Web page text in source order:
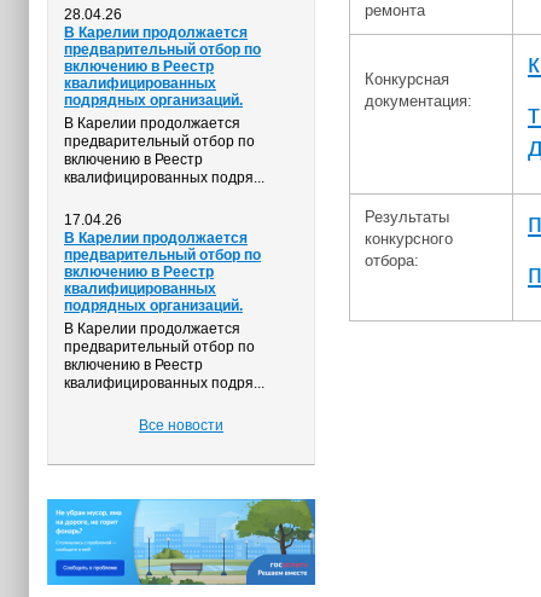
28.04.26
В Карелии продолжается
предварительный отбор по
включению в Реестр
квалифицированных
подрядных организаций.
В Карелии продолжается
предварительный отбор по
включению в Реестр
квалифицированных подря...
17.04.26
В Карелии продолжается
предварительный отбор по
включению в Реестр
квалифицированных
подрядных организаций.
В Карелии продолжается
предварительный отбор по
включению в Реестр
квалифицированных подря...
Все новости
ремонта
Конкурсная
документация:
Результаты
конкурсного
отбора: